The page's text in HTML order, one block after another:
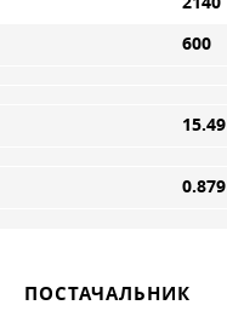
600
15.49
0.879
ПОСТАЧАЛЬНИК